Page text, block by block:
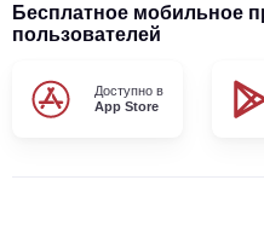
Бесплатное мобильное
пользователей
Доступно в
App Store